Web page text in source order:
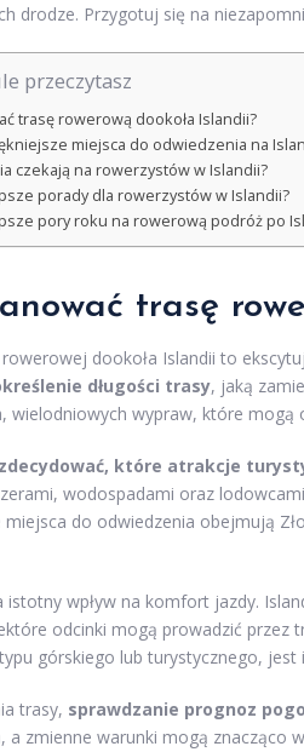
drodze. Przygotuj się na
przeczytasz
trasę rowerową dookoła Islandii?
miejsca do odwiedzenia na
czekają na rowerzystów w Islandii?
porady dla rowerzystów w Islandii?
pory roku na rowerową podróż po
trasę
dookoła Islandii to
długości trasy, jaką
wielodniowych wypraw, które
zdecydować, które atrakcje
wodospadami oraz
miejsca do odwiedzenia obejmują
istotny wpływ na komfort jazdy.
odcinki mogą prowadzić
górskiego lub turystycznego, jest
trasy, sprawdzanie prognoz
a zmienne warunki mogą znacząco